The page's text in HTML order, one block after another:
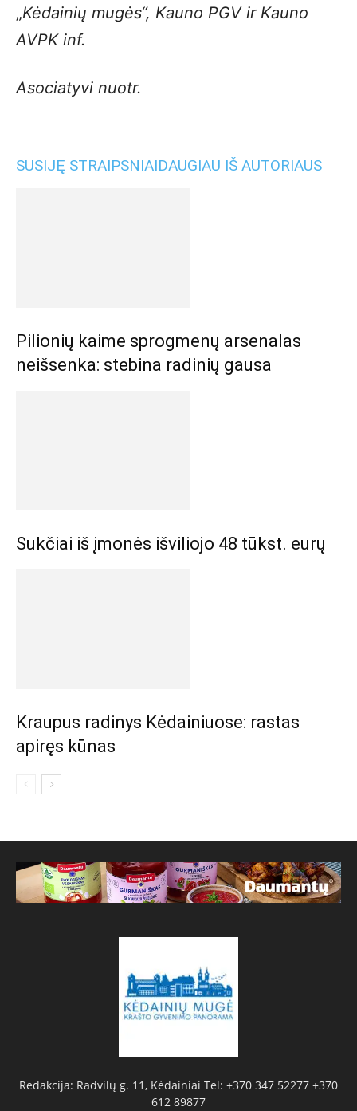
„Kėdainių mugės“, Kauno PGV ir Kauno
AVPK inf.
Asociatyvi nuotr.
SUSIJĘ STRAIPSNIAIDAUGIAU IŠ AUTORIAUS
Pilionių kaime sprogmenų arsenalas
neišsenka: stebina radinių gausa
Sukčiai iš įmonės išviliojo 48 tūkst. eurų
Kraupus radinys Kėdainiuose: rastas
apiręs kūnas
Redakcija: Radvilų g. 11, Kėdainiai Tel: +370 347 52277 +370
612 89877